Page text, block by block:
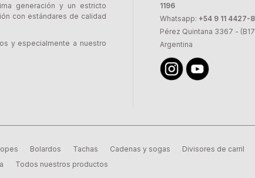
generación y un estricto
con estándares de calidad
y especialmente a nuestro
1196
Whatsapp: +54 9 11 4427-
Pérez Quintana 3367 -
Argentina
Bolardos Tachas Cadenas y sogas Divisores de carril
Todos nuestros productos